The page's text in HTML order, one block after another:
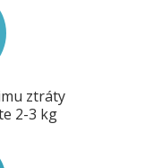
ztráty
2-3 kg